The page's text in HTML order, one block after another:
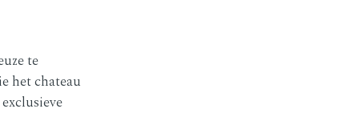
te
het chateau